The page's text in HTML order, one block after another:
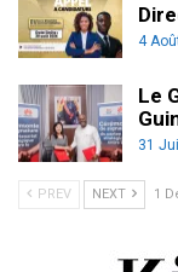
4
Le
31
PREV NEXT 1